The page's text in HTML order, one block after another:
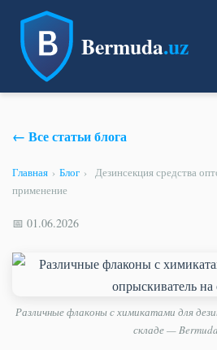
Bermuda.uz
← Все статьи блога
Главная › Блог ›
Дезинсекция средства
применение
📅 01.06.2026
Различные флаконы с химикатами для
складе —